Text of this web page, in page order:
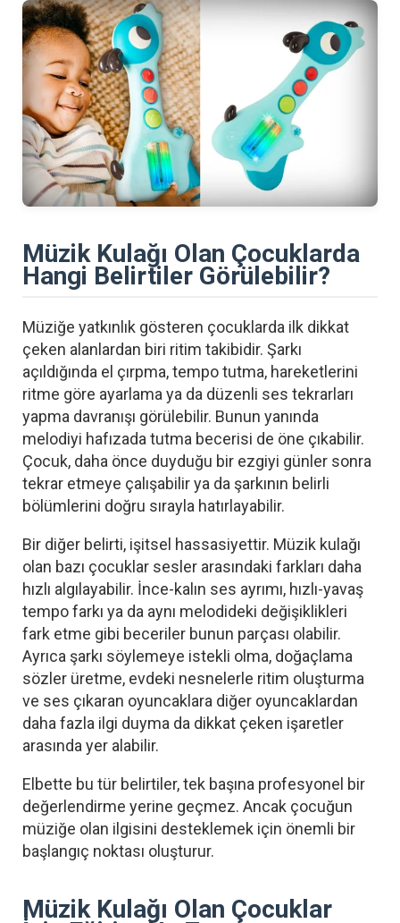
Müzik Kulağı Olan Çocuklarda
Hangi Belirtiler Görülebilir?
Müziğe yatkınlık gösteren çocuklarda ilk dikkat
çeken alanlardan biri ritim takibidir. Şarkı
açıldığında el çırpma, tempo tutma, hareketlerini
ritme göre ayarlama ya da düzenli ses tekrarları
yapma davranışı görülebilir. Bunun yanında
melodiyi hafızada tutma becerisi de öne çıkabilir.
Çocuk, daha önce duyduğu bir ezgiyi günler sonra
tekrar etmeye çalışabilir ya da şarkının belirli
bölümlerini doğru sırayla hatırlayabilir.
Bir diğer belirti, işitsel hassasiyettir. Müzik kulağı
olan bazı çocuklar sesler arasındaki farkları daha
hızlı algılayabilir. İnce-kalın ses ayrımı, hızlı-yavaş
tempo farkı ya da aynı melodideki değişiklikleri
fark etme gibi beceriler bunun parçası olabilir.
Ayrıca şarkı söylemeye istekli olma, doğaçlama
sözler üretme, evdeki nesnelerle ritim oluşturma
ve ses çıkaran oyuncaklara diğer oyuncaklardan
daha fazla ilgi duyma da dikkat çeken işaretler
arasında yer alabilir.
Elbette bu tür belirtiler, tek başına profesyonel bir
değerlendirme yerine geçmez. Ancak çocuğun
müziğe olan ilgisini desteklemek için önemli bir
başlangıç noktası oluşturur.
Müzik Kulağı Olan Çocuklar